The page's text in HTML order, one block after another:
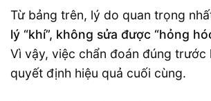
Từ bảng trên, lý do quan trọng
lý “khí”, không sửa được “hỏng
Vì vậy, việc chẩn đoán đúng trước
quyết định hiệu quả cuối cùng.